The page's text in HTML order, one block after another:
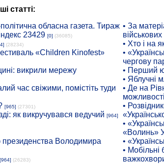
статті:
обласна газета. Тираж
23429 [0] (36085)
(28234)
«Children Kinofest»
викрили мережу
час свіжими, помістіть туди
[965] (27301)
як викручувався ведучий [964]
президенства Володимира
[964] (26283)
• За
• Хто і на
•
чергову
• Перший
• Яблучні
• Де на
можливості
•
•
«Волинь»
•
• Мобільні